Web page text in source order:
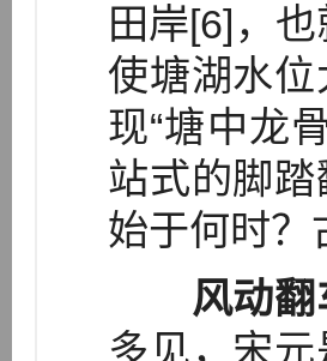
田岸[6]，也
使塘湖水
现“塘中龙
站式的脚
始于何时？
风动翻
多见，宋